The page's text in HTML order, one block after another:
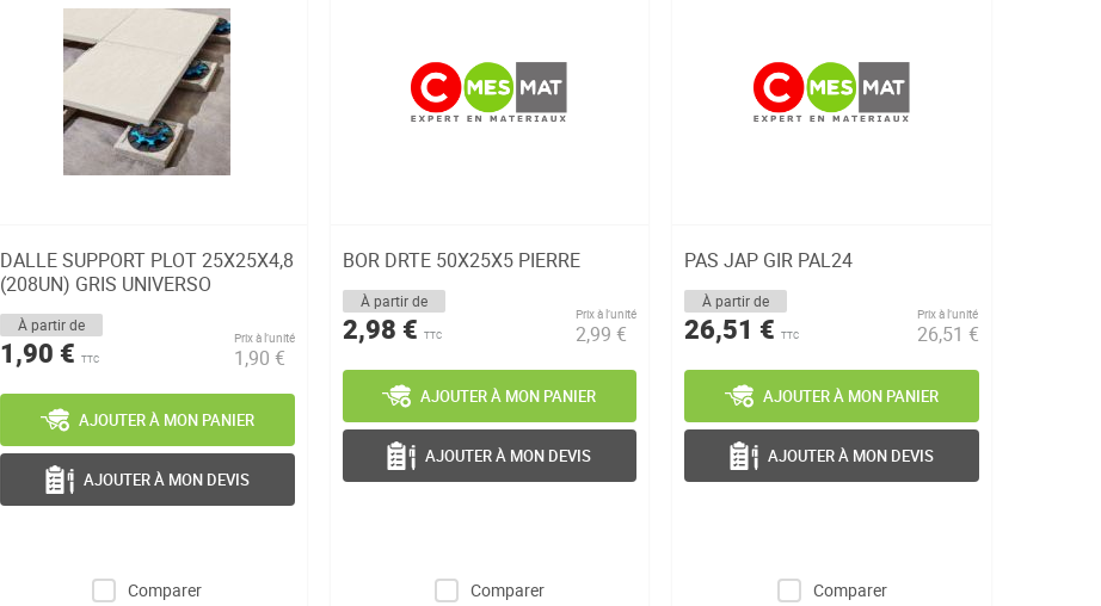
DALLE SUPPORT PLOT 25X25X4,8
(208UN) GRIS UNIVERSO
À partir de
1,90 € TTC
Prix à l’unité
1,90 €
Comparer
AJOUTER À MON PANIER
AJOUTER À MON DEVIS
BOR DRTE 50X25X5 PIERRE
À partir de
2,98 € TTC
Prix à l’unité
2,99 €
Comparer
AJOUTER À MON PANIER
AJOUTER À MON DEVIS
PAS JAP GIR PAL24
À partir de
26,51 €TTC
Prix à l’unité
26,51 €
Comparer
AJOUTER À MON PANIER
AJOUTER À MON DEVIS